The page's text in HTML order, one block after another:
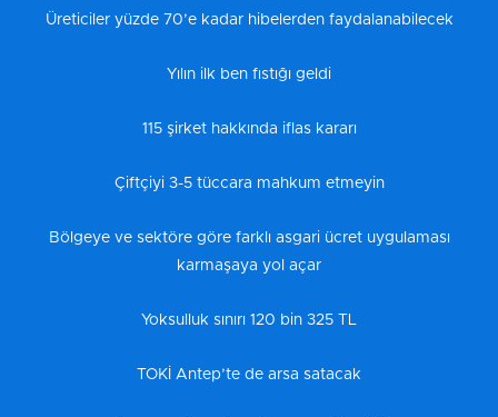
Üreticiler yüzde 70’e kadar hibelerden faydalanabilecek
Yılın ilk ben fıstığı geldi
115 şirket hakkında iflas kararı
Çiftçiyi 3-5 tüccara mahkum etmeyin
Bölgeye ve sektöre göre farklı asgari ücret uygulaması
karmaşaya yol açar
Yoksulluk sınırı 120 bin 325 TL
TOKİ Antep’te de arsa satacak